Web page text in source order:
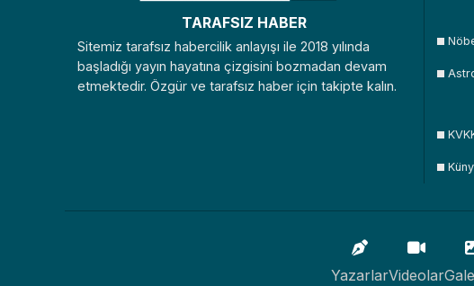
TARAFSIZ HABER
Sitemiz tarafsız habercilik anlayışı ile 2018 yılında
başladığı yayın hayatına çizgisini bozmadan devam
etmektedir. Özgür ve tarafsız haber için takipte kalın.
YazarlarVideolar